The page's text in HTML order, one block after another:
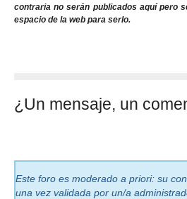
contraria no serán publicados aquí pero
espacio de la web para serlo.
¿Un mensaje, un
Este foro es moderado a priori: su
una vez validada por un/a